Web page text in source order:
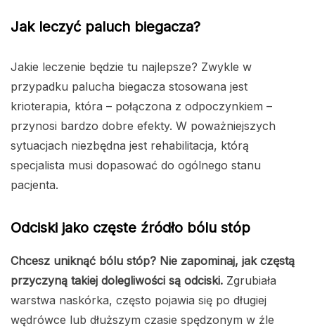
Jak leczyć paluch biegacza?
Jakie leczenie będzie tu najlepsze? Zwykle w
przypadku palucha biegacza stosowana jest
krioterapia, która – połączona z odpoczynkiem –
przynosi bardzo dobre efekty. W poważniejszych
sytuacjach niezbędna jest rehabilitacja, którą
specjalista musi dopasować do ogólnego stanu
pacjenta.
Odciski jako częste źródło bólu stóp
Chcesz uniknąć bólu stóp? Nie zapominaj, jak częstą
przyczyną takiej dolegliwości są odciski. Zgrubiała
warstwa naskórka, często pojawia się po długiej
wędrówce lub dłuższym czasie spędzonym w źle